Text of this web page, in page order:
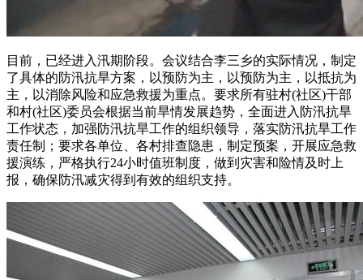
目前，已经进入汛期阶段。会议结合李三乡的实际情况，制定
了具体的防汛抗旱方案，以预防为主，以预防为主，以抵抗为
主，以消除风险和应急救援为重点。要求所有驻村(社区)干部
和村(社区)委员会根据当前旱情发展趋势，全面进入防汛抗旱
工作状态，加强防汛抗旱工作的组织领导，落实防汛抗旱工作
责任制；要求各单位、各村排查隐患，制定预案，开展应急救
援演练，严格执行24小时值班制度，做到灾害和险情及时上
报，确保防汛减灾得到有效的组织支持。